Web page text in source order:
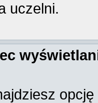
uczelni.
opcję